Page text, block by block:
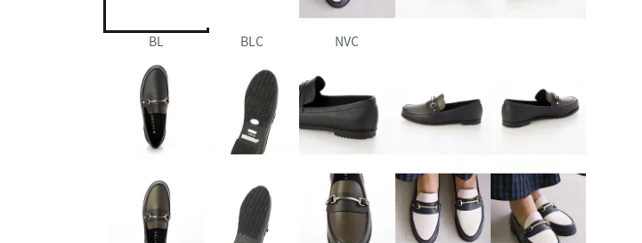
BL BLC NVC